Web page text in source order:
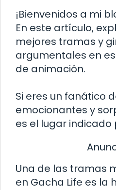
¡Bienvenidos a mi
En este artículo,
mejores tramas y
argumentales en
de animación.
Si eres un fanático
emocionantes y
es el lugar indicado
Una de las tramas
en Gacha Life es la